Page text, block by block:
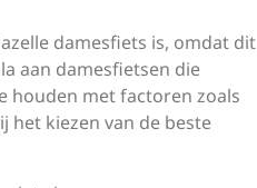
damesfiets is, omdat dit
aan damesfietsen die
houden met factoren zoals
kiezen van de beste